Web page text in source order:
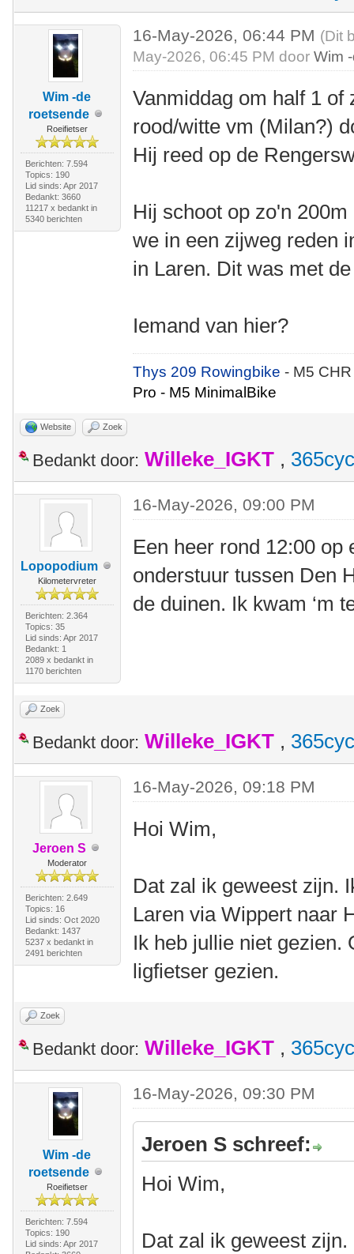
Wim -de
roetsende
Roeifietser
Berichten: 7.594
Topics: 190
Lid sinds: Apr 2017
Bedankt: 3660
11217 x bedankt in
5340 berichten
16-May-2026, 06:44 PM (Dit
May-2026, 06:45 PM doorWim
Vanmiddag om half 1 of
rood/witte vm (Milan?)
Hij reed op de
Hij schoot op zo'n
we in een zijweg reden
in Laren. Dit was met
Iemand van hier?
Thys 209 Rowingbike- M5
Pro - M5 MinimalBike
Website Zoek
Bedankt door: Willeke_IGKT ,
Lopopodium
Kilometervreter
Berichten: 2.364
Topics: 35
Lid sinds: Apr 2017
Bedankt: 1
2089 x bedankt in
1170 berichten
16-May-2026, 09:00 PM
Een heer rond 12:00
onderstuur tussen Den
de duinen. Ik kwam ‘m
Zoek
Bedankt door: Willeke_IGKT ,
Jeroen S
Moderator
Berichten: 2.649
Topics: 16
Lid sinds: Oct 2020
Bedankt: 1437
5237 x bedankt in
2491 berichten
16-May-2026, 09:18 PM
Hoi Wim,
Dat zal ik geweest zijn.
Laren via Wippert naar
Ik heb jullie niet gezien.
ligfietser gezien.
Zoek
Bedankt door: Willeke_IGKT ,
Wim -de
roetsende
Roeifietser
Berichten: 7.594
Topics: 190
Lid sinds: Apr 2017
16-May-2026, 09:30 PM
Jeroen S schreef:
Hoi Wim,
Dat zal ik geweest